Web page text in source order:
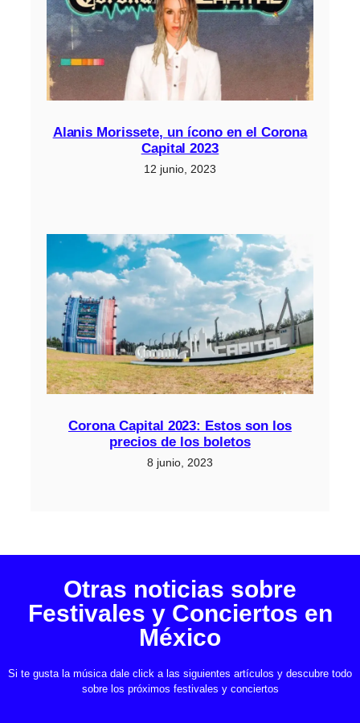
Alanis Morissete, un ícono en el Corona
Capital 2023
12 junio, 2023
Corona Capital 2023: Estos son los
precios de los boletos
8 junio, 2023
Otras noticias sobre
Festivales y Conciertos en
México
Si te gusta la música dale click a las siguientes artículos y descubre todo
sobre los próximos festivales y conciertos